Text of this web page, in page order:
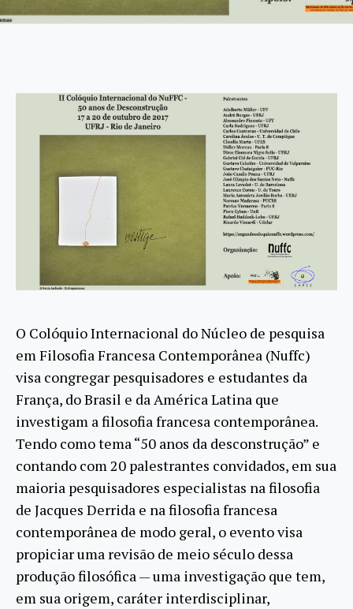
O Colóquio Internacional do Núcleo de pesquisa
em Filosofia Francesa Contemporânea (Nuffc)
visa congregar pesquisadores e estudantes da
França, do Brasil e da América Latina que
investigam a filosofia francesa contemporânea.
Tendo como tema “50 anos da desconstrução” e
contando com 20 palestrantes convidados, em sua
maioria pesquisadores especialistas na filosofia
de Jacques Derrida e na filosofia francesa
contemporânea de modo geral, o evento visa
propiciar uma revisão de meio século dessa
produção filosófica — uma investigação que tem,
em sua origem, caráter interdisciplinar,